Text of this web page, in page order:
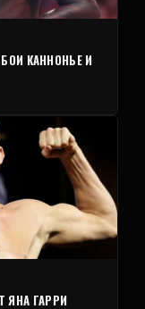
КАННОНЬЕ И
ЯНА ГАРРИ